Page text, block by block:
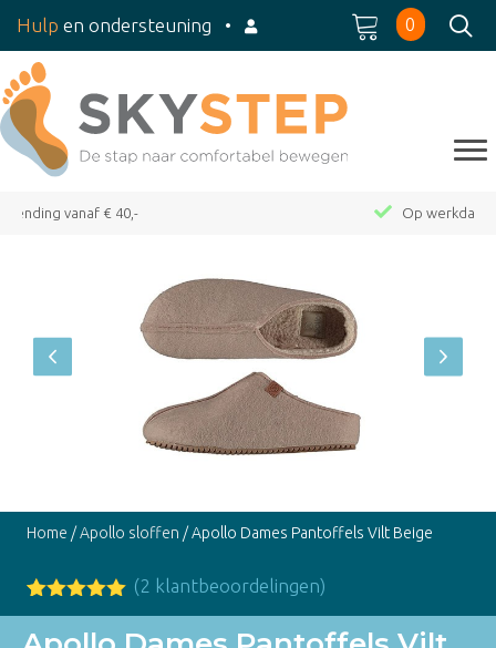
Hulp en ondersteuning • 0
Op werkdagen voor 15:00 besteld, dezelfde dag verzonden
Home /Apollo sloffen / Apollo Dames Pantoffels Vilt Beige
Gewaardeer
d
op
2
(2 klantbeoordelingen)